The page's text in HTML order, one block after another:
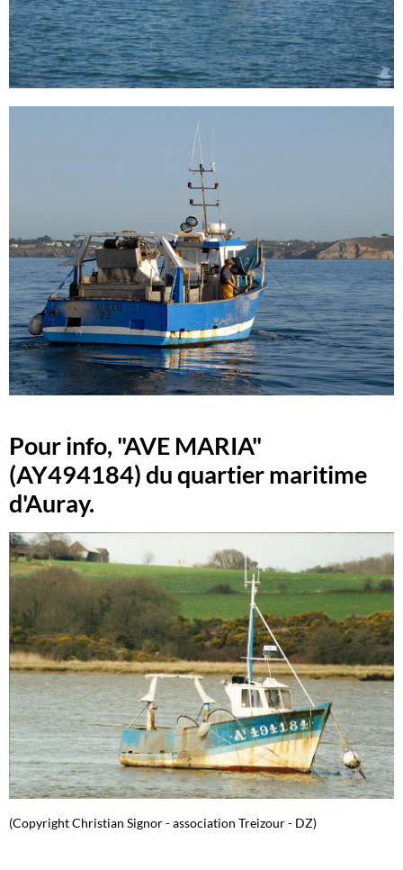
Pour info, "AVE MARIA"
(AY494184) du quartier maritime
d'Auray.
(Copyright Christian Signor - association Treizour - DZ)